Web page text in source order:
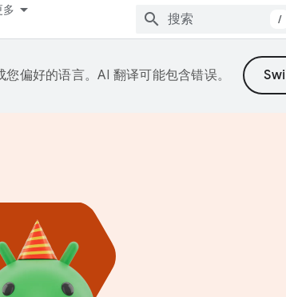
多
/
偏好的语言。AI 翻译可能包含错误。